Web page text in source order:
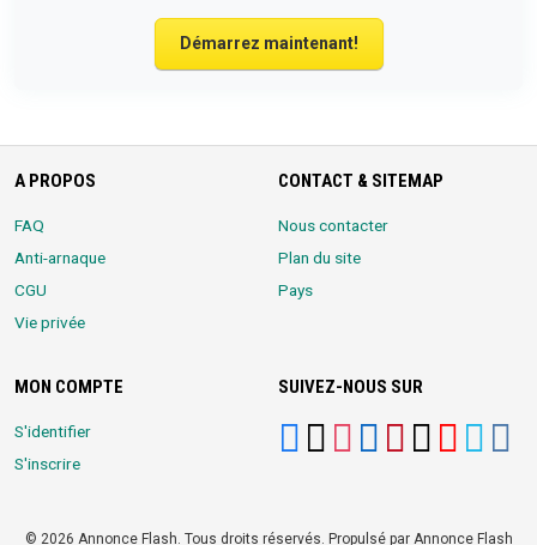
Démarrez maintenant!
A PROPOS
FAQ
Anti-arnaque
CGU
Vie privée
CONTACT & SITEMAP
Nous contacter
Plan du site
Pays
MON COMPTE
S'identifier
S'inscrire
SUIVEZ-NOUS SUR
© 2026 Annonce Flash. Tous droits réservés. Propulsé par Annonce Flash